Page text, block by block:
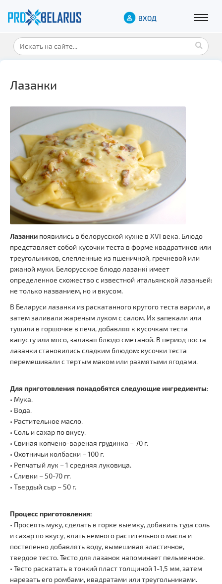
ВХОД
Лазанки
Лазанки появились в белорусской кухне в ХVІ века. Блюдо
представляет собой кусочки теста в форме квадратиков или
треугольников, слепленные из пшеничной, гречневой или
ржаной муки. Белорусское блюдо лазанкі имеет
определенное схожество с известной итальянской лазаньей:
не только названием, но и вкусом.
В Беларуси лазанки из раскатанного крутого теста варили, а
затем заливали жареным луком с салом. Их запекали или
тушили в горшочке в печи, добавляя к кусочкам теста
капусту или мясо, заливая блюдо сметаной. В период поста
лазанки становились сладким блюдом: кусочки теста
перемешивали с тертым маком или размятыми ягодами.
Для приготовления понадобятся следующие ингредиенты:
• Мука.
• Вода.
• Растительное масло.
• Соль и сахар по вкусу.
• Свиная копчено-вареная грудинка – 70 г.
• Охотничьи колбаски – 100 г.
• Репчатый лук – 1 средняя луковица.
• Сливки – 50-70 гг.
• Твердый сыр – 50 г.
Процесс приготовления:
• Просеять муку, сделать в горке выемку, добавить туда соль
и сахар по вкусу, влить немного растительного масла и
постепенно добавлять воду, вымешивая эластичное,
твердое тесто. Тесто для лазанок напоминает пельменное.
• Тесто раскатать в тонкий пласт толщиной 1-1,5 мм, затем
нарезать его ромбами, квадратами или треугольниками.